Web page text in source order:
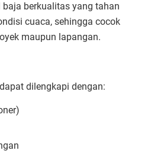
berkualitas yang tahan
cuaca, sehingga cocok
maupun lapangan.
dilengkapi dengan: